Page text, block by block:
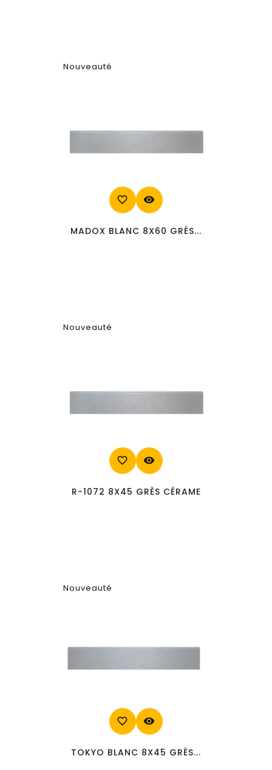
Nouveauté
favorite_border visibility
MADOX BLANC 8X60 GRÈS...
Nouveauté
favorite_border visibility
R-1072 8X45 GRÈS CÉRAME
Nouveauté
favorite_border visibility
TOKYO BLANC 8X45 GRÈS...